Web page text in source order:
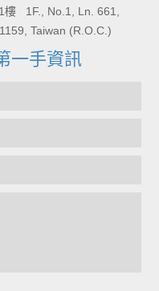
樓 1F., No.1, Ln. 661,
Taiwan (R.O.C.)
一手資訊